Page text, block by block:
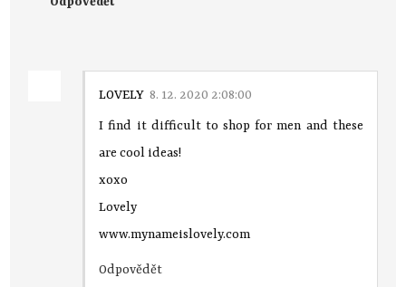
LOVELY 8. 12. 2020 2:08:00
I find it difficult to shop for men and these
are cool ideas!
xoxo
Lovely
www.mynameislovely.com
Odpovědět